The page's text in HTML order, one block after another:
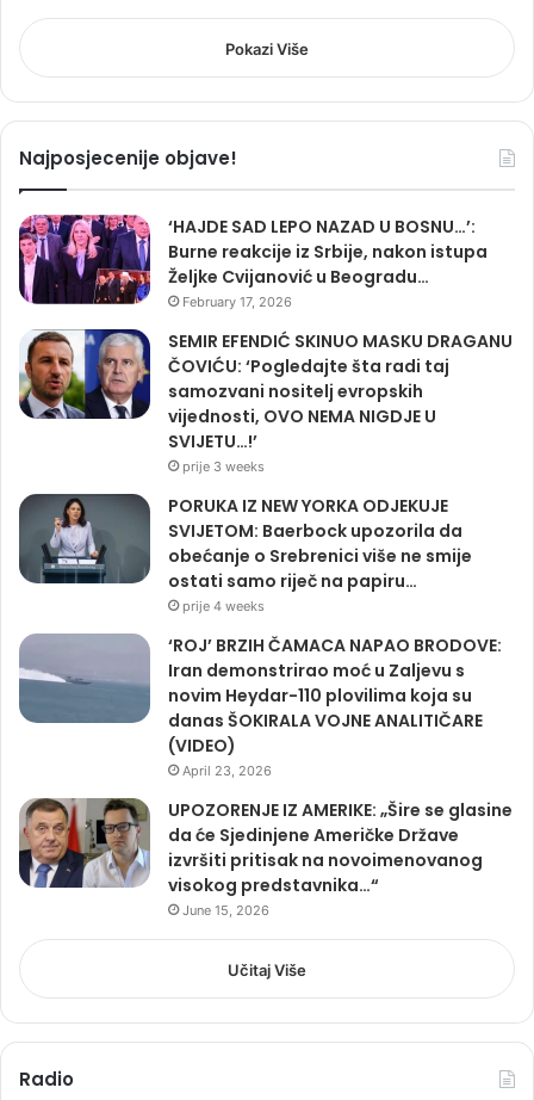
Pokazi Više
Najposjecenije objave!
‘HAJDE SAD LEPO NAZAD U BOSNU…’:
Burne reakcije iz Srbije, nakon istupa
Željke Cvijanović u Beogradu…
February 17, 2026
SEMIR EFENDIĆ SKINUO MASKU DRAGANU
ČOVIĆU: ‘Pogledajte šta radi taj
samozvani nositelj evropskih
vijednosti, OVO NEMA NIGDJE U
SVIJETU…!’
prije 3 weeks
PORUKA IZ NEW YORKA ODJEKUJE
SVIJETOM: Baerbock upozorila da
obećanje o Srebrenici više ne smije
ostati samo riječ na papiru…
prije 4 weeks
‘ROJ’ BRZIH ČAMACA NAPAO BRODOVE:
Iran demonstrirao moć u Zaljevu s
novim Heydar-110 plovilima koja su
danas ŠOKIRALA VOJNE ANALITIČARE
(VIDEO)
April 23, 2026
UPOZORENJE IZ AMERIKE: „Šire se glasine
da će Sjedinjene Američke Države
izvršiti pritisak na novoimenovanog
visokog predstavnika…“
June 15, 2026
Učitaj Više
Radio